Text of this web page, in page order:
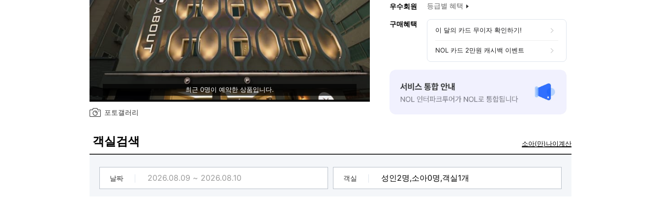
최근 0명이 예약한 상품입니다.
포토갤러리
우수회원 등급별 혜택
구매혜택
이 달의 카드 무이자 확인하기!
NOL 카드 2만원 캐시백 이벤트
객실검색 소아(만)나이계산
날짜 객실